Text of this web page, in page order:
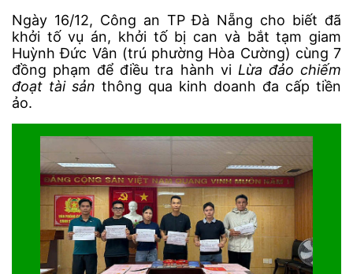
Ngày 16/12, Công an TP Đà Nẵng cho biết đã
khởi tố vụ án, khởi tố bị can và bắt tạm giam
Huỳnh Đức Vân (trú phường Hòa Cường) cùng 7
đồng phạm để điều tra hành vi Lừa đảo chiếm
đoạt tài sản thông qua kinh doanh đa cấp tiền
ảo.